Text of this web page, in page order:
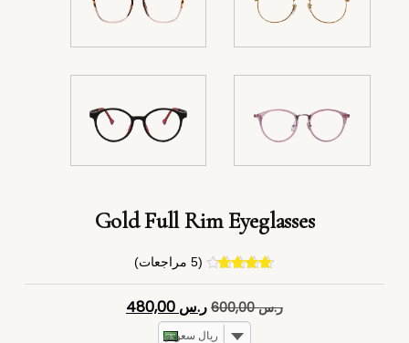
Gold Full Rim Eyeglasses
تم التقييم
5 بناءً على
تقييم
4
عملاء
(
5 مراجعات)
ر.س600,00 ر.س
ريال سعودي